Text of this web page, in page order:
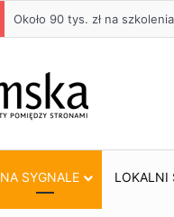
Życie bez alkoholu – lepszy
NA SYGNALE LOKALNI